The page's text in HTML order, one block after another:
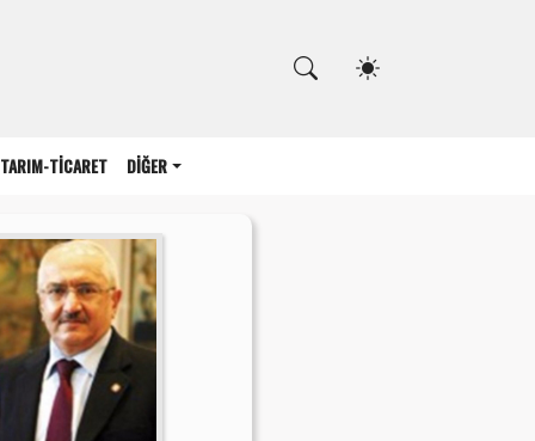
TARIM-TİCARET DİĞER